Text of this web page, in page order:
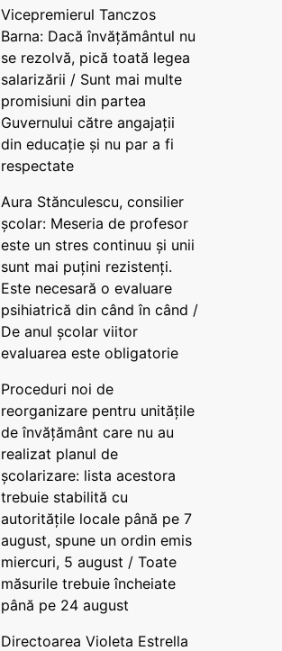
Vicepremierul Tanczos
Barna: Dacă învățământul nu
se rezolvă, pică toată legea
salarizării / Sunt mai multe
promisiuni din partea
Guvernului către angajații
din educație și nu par a fi
respectate
Aura Stănculescu, consilier
școlar: Meseria de profesor
este un stres continuu și unii
sunt mai puțini rezistenți.
Este necesară o evaluare
psihiatrică din când în când /
De anul școlar viitor
evaluarea este obligatorie
Proceduri noi de
reorganizare pentru unitățile
de învățământ care nu au
realizat planul de
școlarizare: lista acestora
trebuie stabilită cu
autoritățile locale până pe 7
august, spune un ordin emis
miercuri, 5 august / Toate
măsurile trebuie încheiate
până pe 24 august
Directoarea Violeta Estrella